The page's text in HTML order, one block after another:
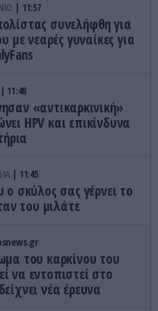
11:57
συνελήφθη για
με νεαρές γυναίκες για
11:48
«αντικαρκινική»
HPV και επικίνδυνα
11:45
ο σκύλος σας γέρνει το
του μιλάτε
του καρκίνου του
να εντοπιστεί στο
νέα έρευνα